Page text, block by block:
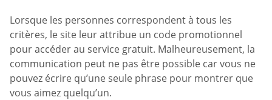
Lorsque les personnes correspondent à tous les
critères, le site leur attribue un code promotionnel
pour accéder au service gratuit. Malheureusement, la
communication peut ne pas être possible car vous ne
pouvez écrire qu’une seule phrase pour montrer que
vous aimez quelqu’un.